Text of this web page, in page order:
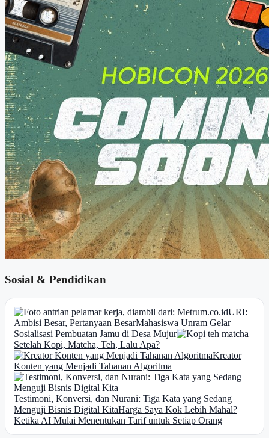
Sosial & Pendidikan
URI:
Ambisi Besar, Pertanyaan BesarMahasiswa Unram Gelar
Sosialisasi Pembuatan Jamu di Desa Mujur
Setelah Kopi, Matcha, Teh, Lalu Apa?
Kreator
Konten yang Menjadi Tahanan Algoritma
Testimoni, Konversi, dan Nurani: Tiga Kata yang Sedang
Menguji Bisnis Digital KitaHarga Saya Kok Lebih Mahal?
Ketika AI Mulai Menentukan Tarif untuk Setiap Orang